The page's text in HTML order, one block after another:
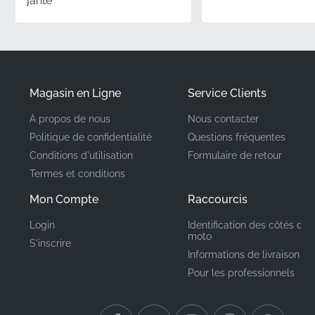
✅Satisfaction Garantie :
(MPN)
560541122
Fabricant Kawasaki
Emplacement de
Type Emblème
Autocollant vinyle
Magasin en Ligne
À propos de nous
Politique de confidentialité
Conditions d'utilisation
Termes et conditions
Mon Compte
Login
S'inscrire
Service Clients
Nous contacter
Questions fréquentes
Formulaire de retour
Raccourcis
Identification des côtés de
moto
Informations de livraison
Pour les professionnels